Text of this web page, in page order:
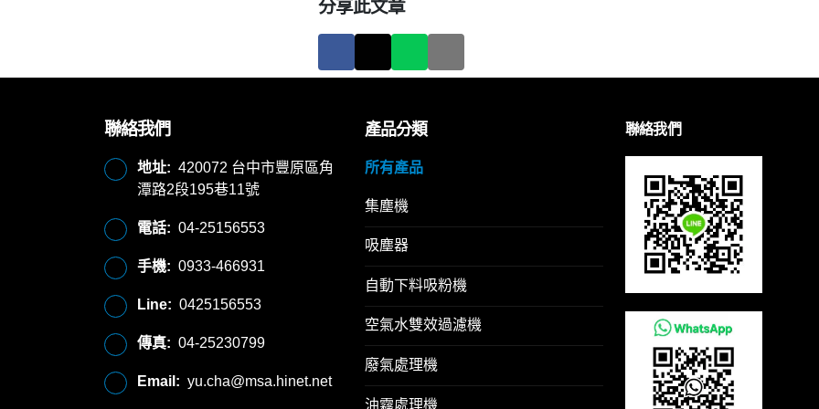
分享此文章
聯絡我們
地址: 420072 台中市豐原區角
潭路2段195巷11號
電話: 04-25156553
手機: 0933-466931
Line: 0425156553
傳真: 04-25230799
Email: yu.cha@msa.hinet.net
產品分類
所有產品
集塵機
吸塵器
自動下料吸粉機
空氣水雙效過濾機
廢氣處理機
油霧處理機
聯絡我們